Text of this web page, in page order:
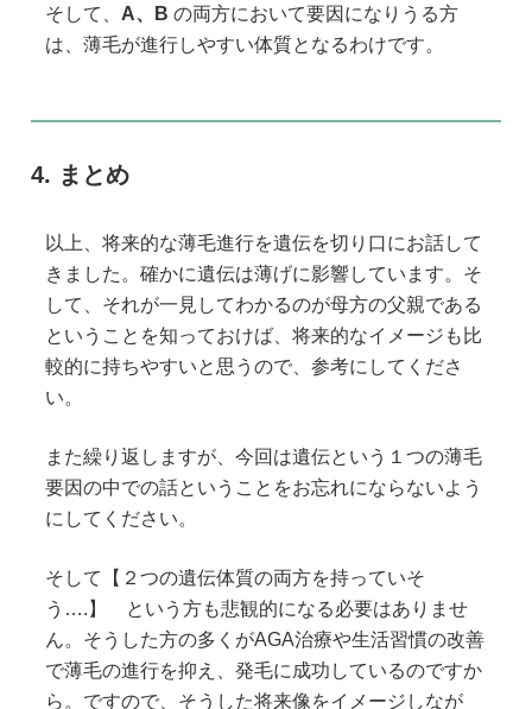
そして、 A、Bの両方において要因になりうる方
は、薄毛が進行しやすい体質となるわけです。
まとめ
以上、将来的な薄毛進行を遺伝を切り口にお話して
きました。確かに遺伝は薄げに影響しています。そ
して、それが一見してわかるのが母方の父親である
ということを知っておけば、将来的なイメージも比
較的に持ちやすいと思うので、参考にしてくださ
い。
また繰り返しますが、今回は遺伝という１つの薄毛
要因の中での話ということをお忘れにならないよう
にしてください。
そして【２つの遺伝体質の両方を持っていそ
う….】 という方も悲観的になる必要はありませ
ん。そうした方の多くがAGA治療や生活習慣の改善
で薄毛の進行を抑え、発毛に成功しているのですか
ら。ですので、そうした将来像をイメージしなが